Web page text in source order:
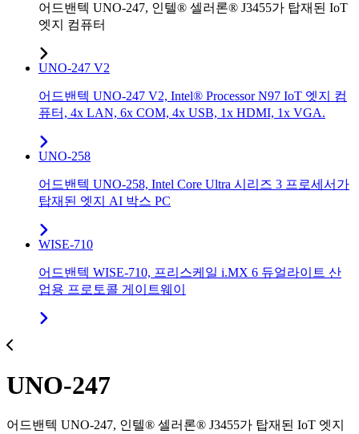
어드밴텍 UNO-247, 인텔® 셀러론® J3455가 탑재된 IoT
엣지 컴퓨터
UNO-247 V2
어드밴텍 UNO-247 V2, Intel® Processor N97 IoT 엣지 컴
퓨터, 4x LAN, 6x COM, 4x USB, 1x HDMI, 1x VGA.
UNO-258
어드밴텍 UNO-258, Intel Core Ultra 시리즈 3 프로세서가
탑재된 엣지 AI 박스 PC
WISE-710
어드밴텍 WISE-710, 프리스케일 i.MX 6 듀얼라이트 산
업용 프로토콜 게이트웨이
UNO-247
어드밴텍 UNO-247, 인텔® 셀러론® J3455가 탑재된 IoT 엣지